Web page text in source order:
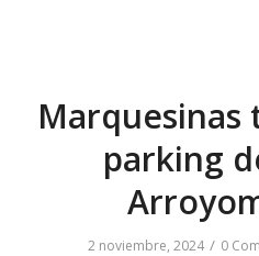
Marquesinas
parking
2 noviembre, 2024 / 0